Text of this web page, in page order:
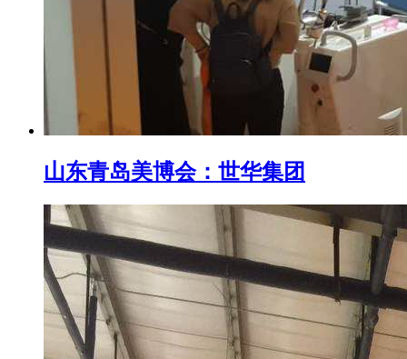
山东青岛美博会：世华集团